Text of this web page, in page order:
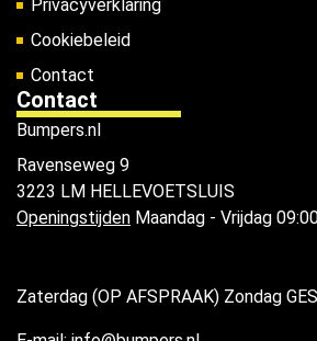
Privacyverklaring
Cookiebeleid
Contact
Contact
Bumpers.nl
Ravenseweg 9
3223 LM HELLEVOETSLUIS
Openingstijden Maandag - Vrijdag
Zaterdag (OP AFSPRAAK) Zondag